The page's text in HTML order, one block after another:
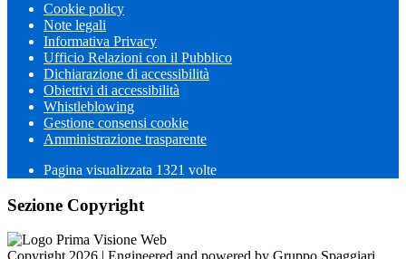
Cookie policy
Note legali
Informativa Privacy
Ufficio Relazioni con il Pubblico
Dichiarazione di accessibilità
Obiettivi di accessibilità
Whistleblowing
Gestione consensi cookie
Amministrazione trasparente
Pagina visualizzata 1321 volte
Sezione Copyright